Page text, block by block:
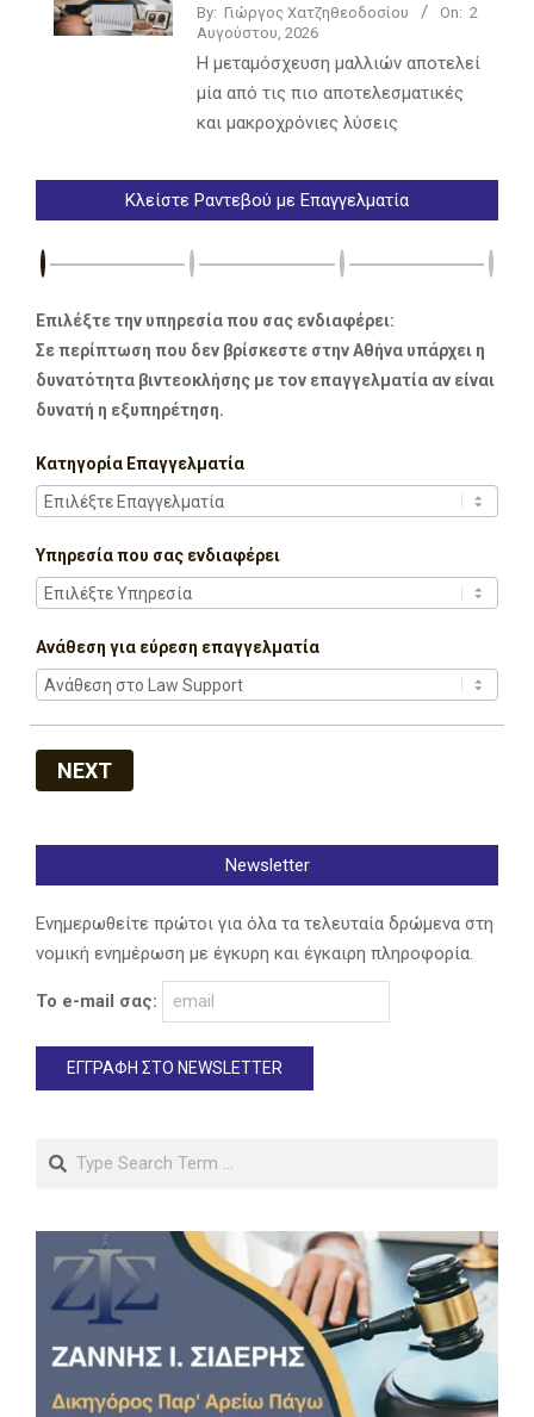
By: Γιώργος Χατζηθεοδοσίου On: 2
Αυγούστου, 2026
Η μεταμόσχευση μαλλιών αποτελεί
μία από τις πιο αποτελεσματικές
και μακροχρόνιες λύσεις
Κλείστε Ραντεβού με Επαγγελματία
Επιλέξτε την υπηρεσία που σας ενδιαφέρει:
Σε περίπτωση που δεν βρίσκεστε στην Αθήνα υπάρχει η
δυνατότητα βιντεοκλήσης με τον επαγγελματία αν είναι
δυνατή η εξυπηρέτηση.
Κατηγορία Επαγγελματία
Υπηρεσία που σας ενδιαφέρει
Ανάθεση για εύρεση επαγγελματία
NEXT
Newsletter
Ενημερωθείτε πρώτοι για όλα τα τελευταία δρώμενα στη
νομική ενημέρωση με έγκυρη και έγκαιρη πληροφορία.
Το e-mail σας:
Search